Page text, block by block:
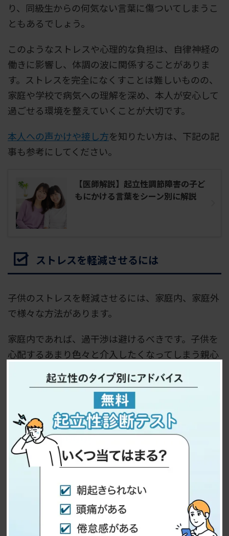
り、同級生からの何気ない言葉に傷ついてしまうこ
ともあるでしょう。
このようなストレスや心理的な負担は、自律神経の
働きに影響し、体調の波に関係することがありま
す。ストレスを完全になくすことは難しいものの、
家庭や学校で病気への理解を深め、本人が安心して
過ごせる環境を整えていくことが大切です。
本人への声かけや接し方を知りたい方は、下記の記
事も参考にしてください。
【医師解説】起立性調節障害の子ど
もにかける言葉をシーン別に解説
ストレスを軽減させるには
子供のストレスを軽減させるには、家庭内、家庭外
で様々な方法があります。
家庭内であれば、過干渉は避けるべきです。子供を
心配するあまり色々と介入したくなってしまう親心
も理解できますが、起立性調節障害の子供にとって
はストレスになる可能性が高いのです。
程よい距離感を保ち、適切な食事や運動、睡眠をサ
ポートしてあげることに徹家る必要があります。ま
た中学生であれば学業の遅れがストレスになるた
め、家庭内でできる限りの学業のサポートも行って
あげましょう。
家庭外では、本人の希望を尊重しつつ、可能であれ
ば周囲の子供やその親へ起立性調節障害への理解を
促すことも重要です。怠惰ではなく病気であること